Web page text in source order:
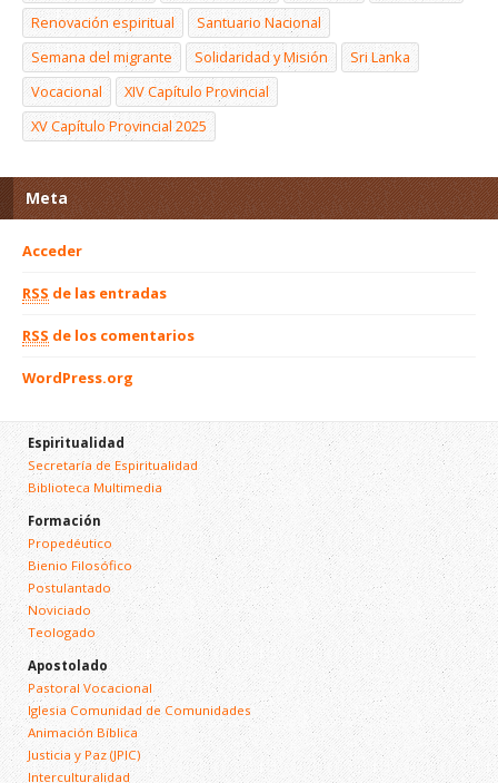
Renovación espiritual
Santuario Nacional
Semana del migrante
Solidaridad y Misión
Sri Lanka
Vocacional
XIV Capítulo Provincial
XV Capítulo Provincial 2025
Meta
Acceder
RSS de las entradas
RSS de los comentarios
WordPress.org
Espiritualidad
Secretaría de Espiritualidad
Biblioteca Multimedia
Formación
Propedéutico
Bienio Filosófico
Postulantado
Noviciado
Teologado
Apostolado
Pastoral Vocacional
Iglesia Comunidad de Comunidades
Animación Bíblica
Justicia y Paz (JPIC)
Interculturalidad